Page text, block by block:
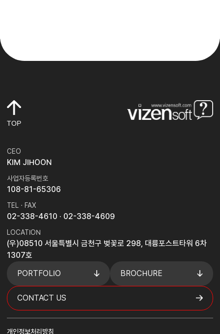
TOP
CEO
KIM JIHOON
사업자등록번호
108-81-65306
TEL · FAX
02-338-4610 · 02-338-4609
LOCATION
(우)08510 서울특별시 금천구 벚꽃로 298, 대륭포스트타워 6차
1307호
PORTFOLIO
BROCHURE
CONTACT US
개인정보처리방침